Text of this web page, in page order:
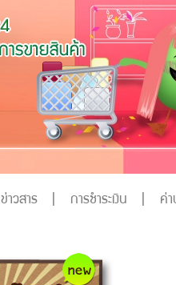
ข่าวสาร การชำระเงิน ค่า